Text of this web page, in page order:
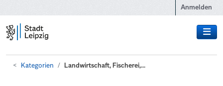
Anmelden
Kategorien Landwirtschaft, Fischerei,...